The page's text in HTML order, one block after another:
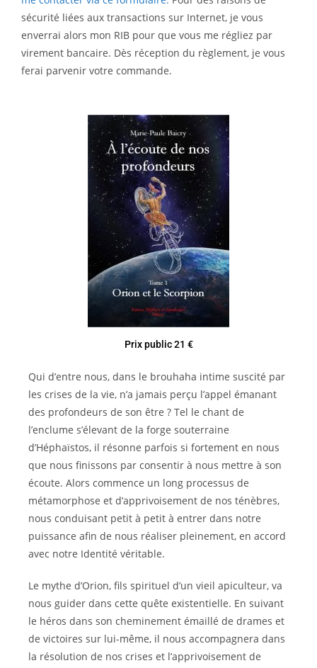
sécurité liées aux transactions sur Internet, je vous
enverrai alors mon RIB pour que vous me régliez par
virement bancaire. Dès réception du règlement, je vous
ferai parvenir votre commande.
Prix public 21 €
Qui d’entre nous, dans le brouhaha intime suscité par
les crises de la vie, n’a jamais perçu l’appel émanant
des profondeurs de son être ? Tel le chant de
l’enclume s’élevant de la forge souterraine
d’Héphaïstos, il résonne parfois si fortement en nous
que nous finissons par consentir à nous mettre à son
écoute. Alors commence un long processus de
métamorphose et d’apprivoisement de nos ténèbres,
nous conduisant petit à petit à entrer dans notre
puissance afin de nous réaliser pleinement, en accord
avec notre Identité véritable.
Le mythe d’Orion, fils spirituel d’un vieil apiculteur, va
nous guider dans cette quête existentielle. En suivant
le héros dans son cheminement émaillé de drames et
de victoires sur lui-même, il nous accompagnera dans
la résolution de nos crises et l’apprivoisement de